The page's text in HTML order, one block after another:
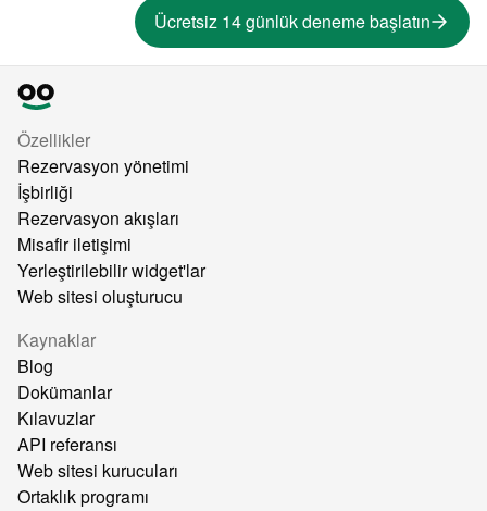
Ücretsiz 14 günlük deneme başlatın
Özellikler
Rezervasyon yönetimi
İşbirliği
Rezervasyon akışları
Misafir iletişimi
Yerleştirilebilir widget'lar
Web sitesi oluşturucu
Kaynaklar
Blog
Dokümanlar
Kılavuzlar
API referansı
Web sitesi kurucuları
Ortaklık programı